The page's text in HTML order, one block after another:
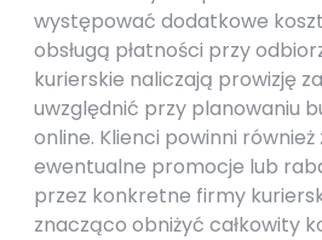
występować dodatkowe
obsługą płatności przy
kurierskie naliczają prowizję
uwzględnić przy planowaniu
online. Klienci powinni
ewentualne promocje lub
przez konkretne firmy
znacząco obniżyć całkowity